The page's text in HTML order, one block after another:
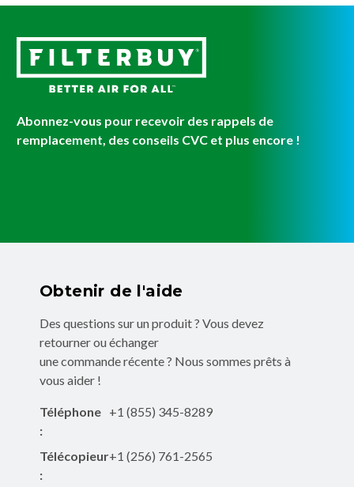
Abonnez-vous pour recevoir des rappels de
remplacement, des conseils CVC et plus encore !
Obtenir de l'aide
Des questions sur un produit ? Vous devez
retourner ou échanger
une commande récente ? Nous sommes prêts à
vous aider !
Téléphone
:
+1 (855) 345-8289
Télécopieur
:
+1 (256) 761-2565